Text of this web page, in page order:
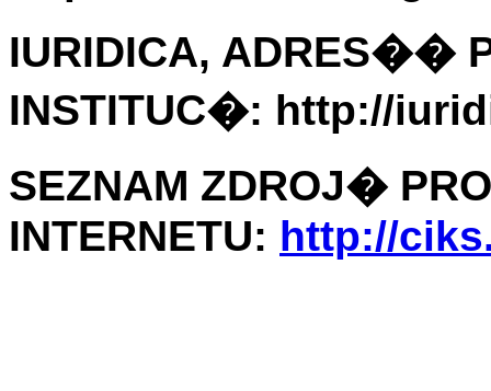
IURIDICA, ADRES��
INSTITUC�: http://
SEZNAM ZDROJ�
INTERNETU: http://